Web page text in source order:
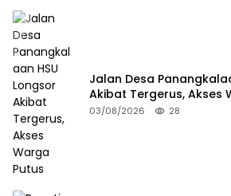
Jalan Desa
Akibat Tergerus, Akses
03/08/2026 28